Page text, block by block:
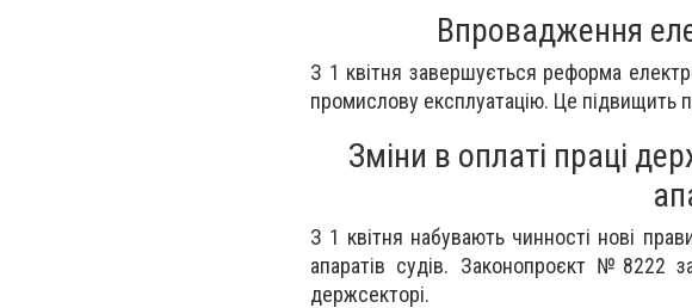
Впровадження
З 1 квітня завершується реформа
промислову експлуатацію. Це підвищить
Зміни в оплаті праці
З 1 квітня набувають чинності нові
апаратів судів. Законопроєкт №8222
держсекторі.